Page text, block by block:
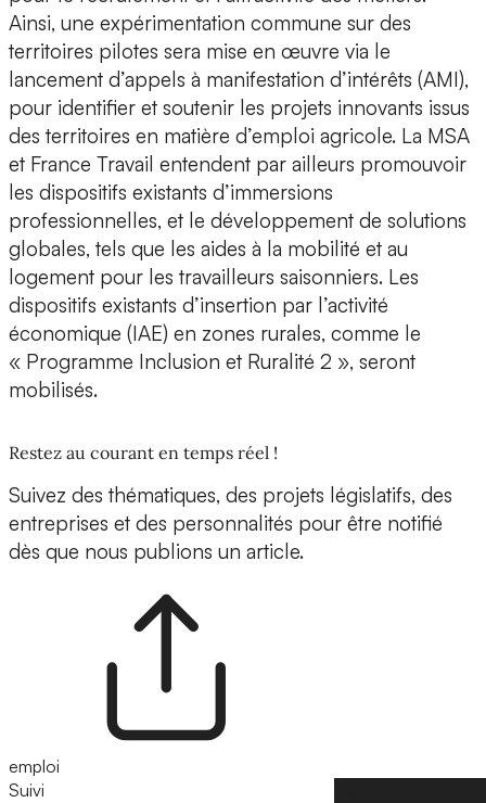
Ainsi, une expérimentation commune sur des
territoires pilotes sera mise en œuvre via le
lancement d’appels à manifestation d’intérêts (AMI),
pour identifier et soutenir les projets innovants issus
des territoires en matière d’emploi agricole. La MSA
et France Travail entendent par ailleurs promouvoir
les dispositifs existants d’immersions
professionnelles, et le développement de solutions
globales, tels que les aides à la mobilité et au
logement pour les travailleurs saisonniers. Les
dispositifs existants d’insertion par l’activité
économique (IAE) en zones rurales, comme le
« Programme Inclusion et Ruralité 2 », seront
mobilisés.
Restez au courant en temps réel !
Suivez des thématiques, des projets législatifs, des
entreprises et des personnalités pour être notifié
dès que nous publions un article.
emploi
Suivi